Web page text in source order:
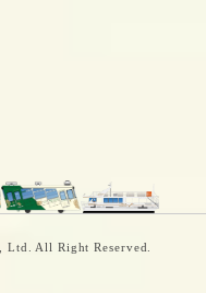
All Right Reserved.